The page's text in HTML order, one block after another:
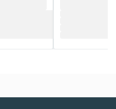
「なぜClau
ただきま
それぞれの本当
ント構築の最前